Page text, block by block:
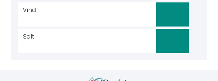
Vind
Salt